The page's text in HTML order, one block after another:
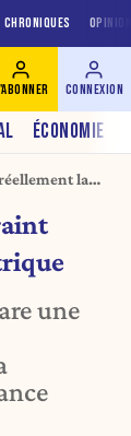
CHRONIQUES
ÉCONOMIE
CONNEXION
la
une